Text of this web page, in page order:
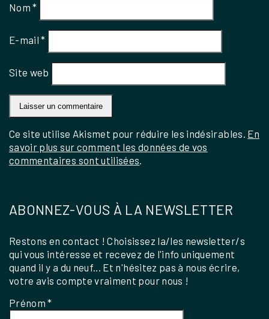
Nom*
E-mail*
Site web
Ce site utilise Akismet pour réduire les indésirables. En
savoir plus sur comment les données de vos
commentaires sont utilisées.
ABONNEZ-VOUS À LA NEWSLETTER
Restons en contact ! Choisissez la/les newsletter/s
qui vous intéresse et recevez de l'info uniquement
quand il y a du neuf... Et n'hésitez pas à nous écrire,
votre avis compte vraiment pour nous !
Prénom*